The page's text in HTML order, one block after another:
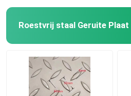
Roestvrij staal Geruite Plaat